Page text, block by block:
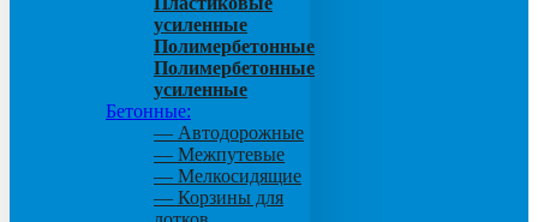
усиленные
Полимербетонные
Полимербетонные
усиленные
Бетонные:
— Автодорожные
— Межпутевые
— Мелкосидящие
— Корзины для